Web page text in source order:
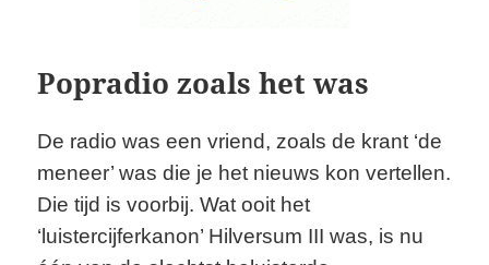
Popradio zoals het was
De radio was een vriend, zoals de krant ‘de
meneer’ was die je het nieuws kon vertellen.
Die tijd is voorbij. Wat ooit het
‘luistercijferkanon’ Hilversum III was, is nu